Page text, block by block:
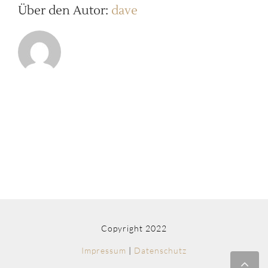
Über den Autor: dave
Copyright 2022
Impressum | Datenschutz